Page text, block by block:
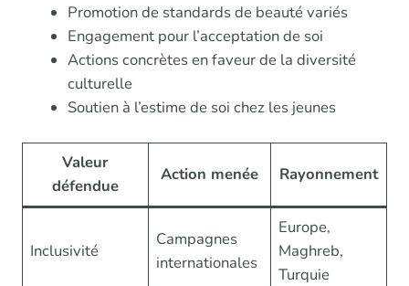
Promotion de standards de beauté variés
Engagement pour l’acceptation de soi
Actions concrètes en faveur de la diversité
culturelle
Soutien à l’estime de soi chez les jeunes
Valeur
défendue
Action menée Rayonnement
Inclusivité
Campagnes
internationales
Europe,
Maghreb,
Turquie